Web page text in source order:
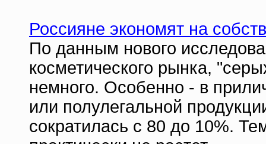
Россияне экономят на
По данным нового
косметического рынка,
немного. Особенно - в
или полулегальной
сократилась с 80 до 10%.